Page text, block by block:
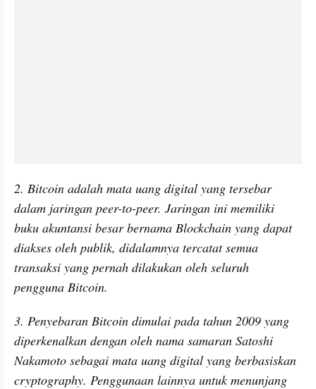
2. Bitcoin adalah mata uang digital yang tersebar
dalam jaringan peer-to-peer. Jaringan ini memiliki
buku akuntansi besar bernama Blockchain yang dapat
diakses oleh publik, didalamnya tercatat semua
transaksi yang pernah dilakukan oleh seluruh
pengguna Bitcoin.
3. Penyebaran Bitcoin dimulai pada tahun 2009 yang
diperkenalkan dengan oleh nama samaran Satoshi
Nakamoto sebagai mata uang digital yang berbasiskan
cryptography. Penggunaan lainnya untuk menunjang